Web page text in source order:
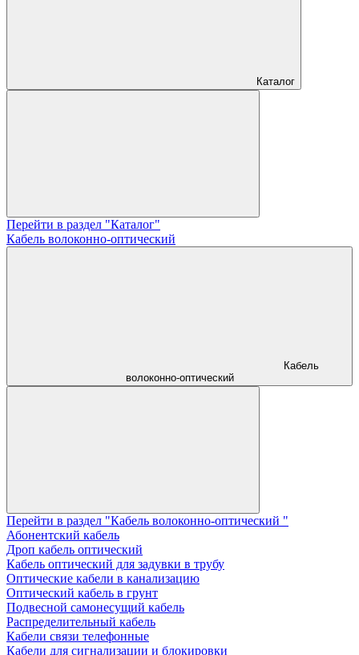
Каталог
Перейти в раздел "Каталог"
Кабель волоконно-оптический
Кабель
волоконно-оптический
Перейти в раздел "Кабель волоконно-оптический "
Абонентский кабель
Дроп кабель оптический
Кабель оптический для задувки в трубу
Оптические кабели в канализацию
Оптический кабель в грунт
Подвесной самонесущий кабель
Распределительный кабель
Кабели связи телефонные
Кабели для сигнализации и блокировки